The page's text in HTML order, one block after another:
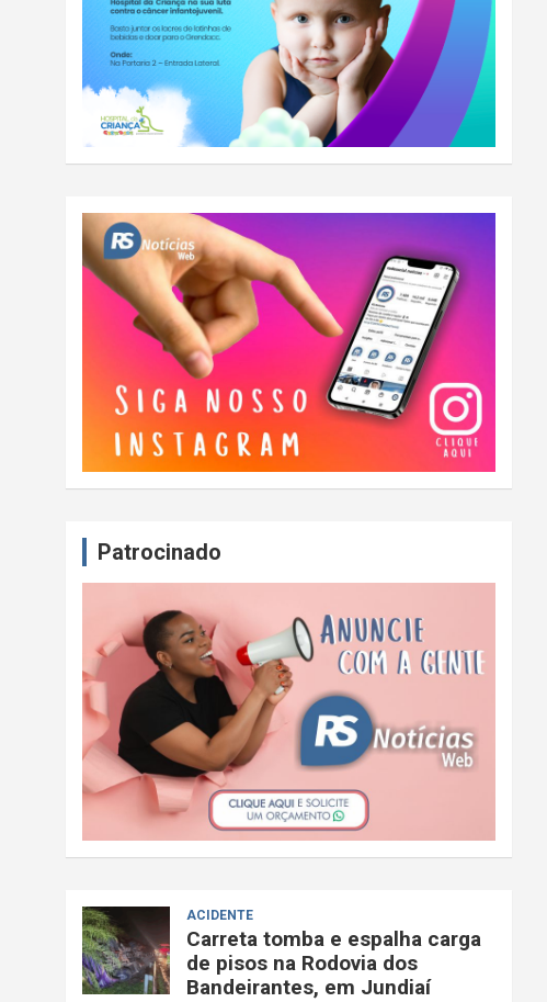
Patrocinado
ACIDENTE
Carreta tomba e espalha carga
de pisos na Rodovia dos
Bandeirantes, em Jundiaí